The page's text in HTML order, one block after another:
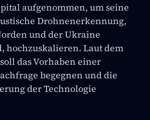
aufgenommen, um seine
Drohnenerkennung,
und der Ukraine
hochzuskalieren. Laut dem
das Vorhaben einer
begegnen und die
der Technologie